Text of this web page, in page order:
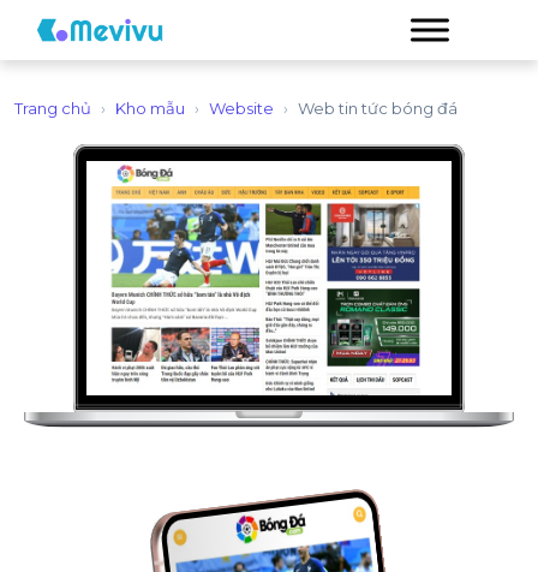
Trang chủ › Kho mẫu › Website › Web tin tức bóng đá